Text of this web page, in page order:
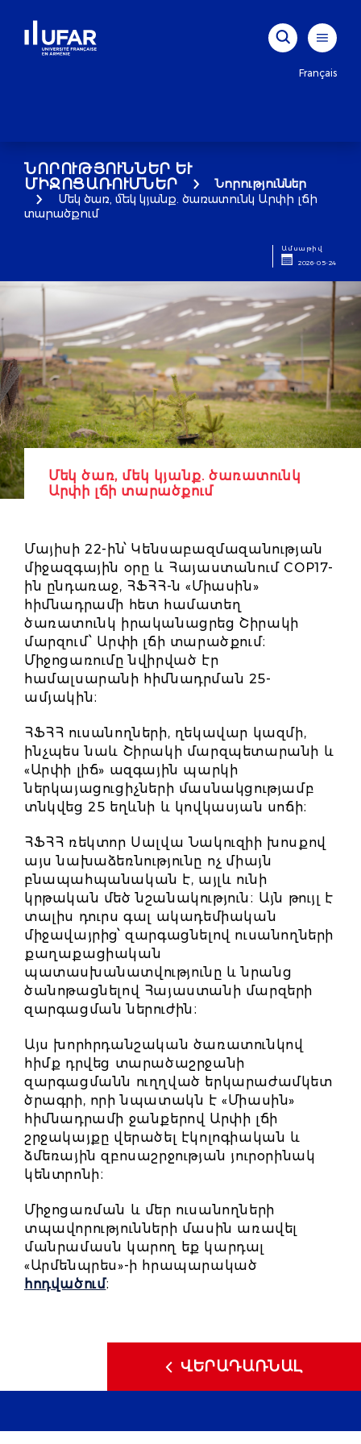
Français
ՆՈՐՈՒԹՅՈՒՆՆԵՐ ԵՒ Մ
ԻՋՈՑԱՌՈՒՄՆԵՐ
Նորություններ
Մեկ ծառ, մեկ կյանք. ծառատունկ Արփի լճի
տարածքում
Ամսաթիվ
2026-05-24
Մեկ ծառ, մեկ կյանք. ծառատունկ
Արփի լճի տարածքում
Մայիսի 22-ին՝ Կենսաբազմազանության
միջազգային օրը և Հայաստանում COP17-
ին ընդառաջ, ՀՖՀՀ-ն «Միասին»
հիմնադրամի հետ համատեղ
ծառատունկ իրականացրեց Շիրակի
մարզում՝ Արփի լճի տարածքում։
Միջոցառումը նվիրված էր
համալսարանի հիմնադրման 25-
ամյակին։
ՀՖՀՀ ուսանողների, ղեկավար կազմի,
ինչպես նաև Շիրակի մարզպետարանի և
«Արփի լիճ» ազգային պարկի
ներկայացուցիչների մասնակցությամբ
տնկվեց 25 եղևնի և կովկասյան սոճի։
ՀՖՀՀ ռեկտոր Սալվա Նակուզիի խոսքով
այս նախաձեռնությունը ոչ միայն
բնապահպանական է, այլև ունի
կրթական մեծ նշանակություն։ Այն թույլ է
տալիս դուրս գալ ակադեմիական
միջավայրից՝ զարգացնելով ուսանողների
քաղաքացիական
պատասխանատվությունը և նրանց
ծանոթացնելով Հայաստանի մարզերի
զարգացման ներուժին։
Այս խորհրդանշական ծառատունկով
հիմք դրվեց տարածաշրջանի
զարգացմանն ուղղված երկարաժամկետ
ծրագրի, որի նպատակն է «Միասին»
հիմնադրամի ջանքերով Արփի լճի
շրջակայքը վերածել էկոլոգիական և
ձմեռային զբոսաշրջության յուրօրինակ
կենտրոնի։
Միջոցառման և մեր ուսանողների
տպավորությունների մասին առավել
մանրամասն կարող եք կարդալ
«Արմենպրես»-ի հրապարակած
հոդվածում։
ՎԵՐԱԴԱՌՆԱԼ